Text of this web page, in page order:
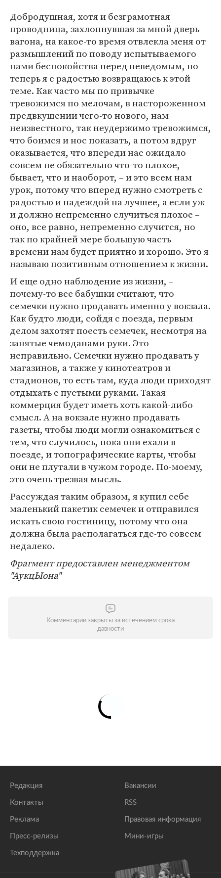
Добродушная, хотя и безграмотная
проводница, захлопнувшая за мной дверь
вагона, на какое-то время отвлекла меня от
размышлений по поводу испытываемого
нами беспокойства перед неведомым, но
теперь я с радостью возвращаюсь к этой
теме. Как часто мы по привычке
тревожимся по мелочам, в настороженном
предвкушении чего-то нового, нам
неизвестного, так неудержимо тревожимся,
что боимся и нос показать, а потом вдруг
оказывается, что впереди нас ожидало
совсем не обязательно что-то плохое,
бывает, что и наоборот, – и это всем нам
урок, потому что вперед нужно смотреть с
радостью и надеждой на лучшее, а если уж
и должно непременно случиться плохое –
оно, все равно, непременно случится, но
так по крайней мере большую часть
времени нам будет приятно и хорошо. Это я
называю позитивным отношением к жизни.
И еще одно наблюдение из жизни, –
почему-то все бабушки считают, что
семечки нужно продавать именно у вокзала.
Как будто люди, сойдя с поезда, первым
делом захотят поесть семечек, несмотря на
занятые чемоданами руки. Это
неправильно. Семечки нужно продавать у
магазинов, а также у кинотеатров и
стадионов, то есть там, куда люди приходят
отдыхать с пустыми руками. Такая
коммерция будет иметь хоть какой-либо
смысл. А на вокзале нужно продавать
газеты, чтобы люди могли ознакомиться с
тем, что случилось, пока они ехали в
поезде, и топографические карты, чтобы
они не плутали в чужом городе. По-моему,
это очень трезвая мысль.
Рассуждая таким образом, я купил себе
маленький пакетик семечек и отправился
искать свою гостиницу, потому что она
должна была располагаться где-то совсем
недалеко.
Фрагмент предоставлен менеджментом
"АукцЫона"
Комментарии закрыты за истечением срока
давности
Редакция
Контакты
Реклама
Пресс-релизы
Техподдержка
Вакансии
RSS
Правовая информация
Мини-игры